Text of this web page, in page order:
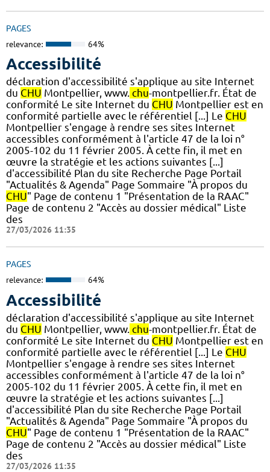
PAGES
relevance: 64%
Accessibilité
déclaration d'accessibilité s'applique au site Internet
du CHU Montpellier, www. chu-montpellier.fr. État de
conformité Le site Internet du CHU Montpellier est en
conformité partielle avec le référentiel [...] Le CHU
Montpellier s'engage à rendre ses sites Internet
accessibles conformément à l'article 47 de la loi n°
2005-102 du 11 février 2005. À cette fin, il met en
œuvre la stratégie et les actions suivantes [...]
d'accessibilité Plan du site Recherche Page Portail
"Actualités & Agenda" Page Sommaire "À propos du
CHU" Page de contenu 1 "Présentation de la RAAC"
Page de contenu 2 "Accès au dossier médical" Liste
des
27/03/2026 11:35
PAGES
relevance: 64%
Accessibilité
déclaration d'accessibilité s'applique au site Internet
du CHU Montpellier, www. chu-montpellier.fr. État de
conformité Le site Internet du CHU Montpellier est en
conformité partielle avec le référentiel [...] Le CHU
Montpellier s'engage à rendre ses sites Internet
accessibles conformément à l'article 47 de la loi n°
2005-102 du 11 février 2005. À cette fin, il met en
œuvre la stratégie et les actions suivantes [...]
d'accessibilité Plan du site Recherche Page Portail
"Actualités & Agenda" Page Sommaire "À propos du
CHU" Page de contenu 1 "Présentation de la RAAC"
Page de contenu 2 "Accès au dossier médical" Liste
des
27/03/2026 11:35